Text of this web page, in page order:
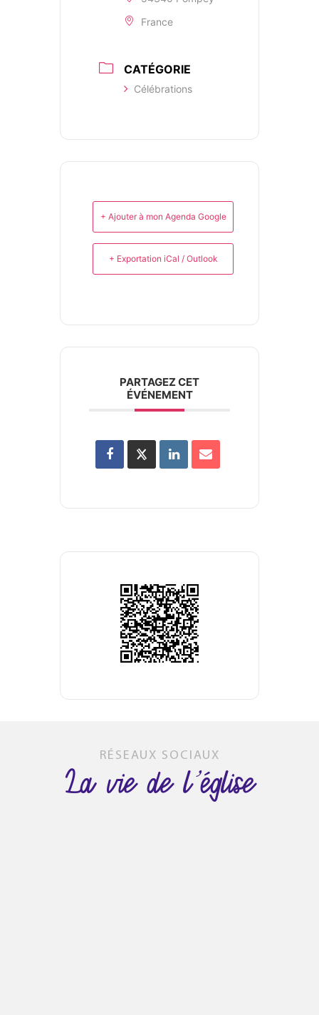
France
CATÉGORIE
Célébrations
+ Ajouter à mon Agenda Google
+ Exportation iCal / Outlook
PARTAGEZ CET
ÉVÉNEMENT
RÉSEAUX SOCIAUX
La vie de l’église